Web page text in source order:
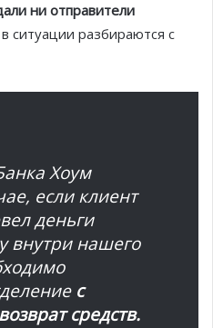
ни отправители
в ситуации разбираются с
Хоум
если клиент
деньги
внутри нашего
с
средств.